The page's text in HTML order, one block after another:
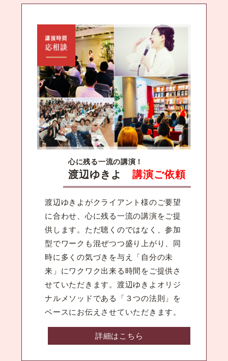
心に残る一流の講演！
渡辺ゆきよ 講演ご依頼
渡辺ゆきよがクライアント様のご要望
に合わせ、心に残る一流の講演をご提
供します。ただ聴くのではなく、参加
型でワークも混ぜつつ盛り上がり、同
時に多くの気づきを与え「自分の未
来」にワクワク出来る時間をご提供さ
せていただきます。渡辺ゆきよオリジ
ナルメソッドである「３つの法則」を
ベースにお伝えさせていただきます。
詳細はこちら